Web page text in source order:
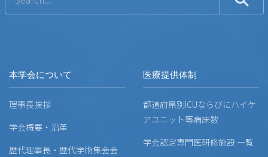
本学会について
理事長挨拶
学会概要・沿革
歴代理事長・歴代学術集会会
医療提供体制
都道府県別ICUならびにハイケ
アユニット等病床数
学会認定専門医研修施設 一覧